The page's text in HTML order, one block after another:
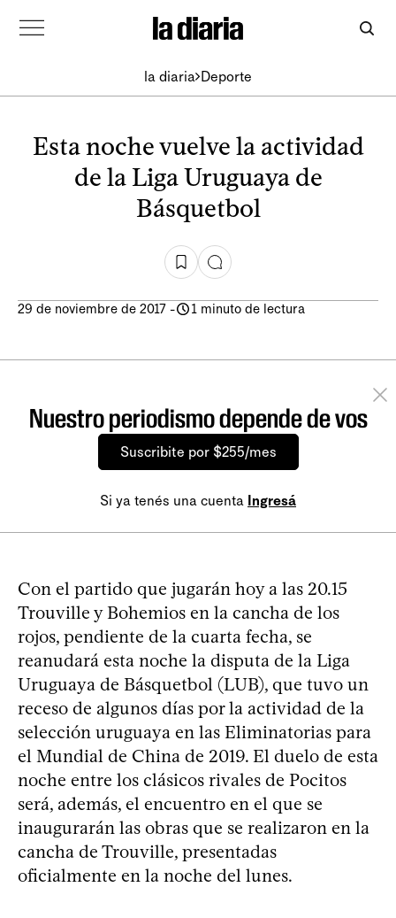
la diaria Deporte
Esta noche vuelve la actividad
de la Liga Uruguaya de
Básquetbol
29 de noviembre de 2017 - 1 minuto de lectura
Nuestro periodismo depende de vos
Suscribite por $255/mes
Si ya tenés una cuenta Ingresá
Con el partido que jugarán hoy a las 20.15
Trouville y Bohemios en la cancha de los
rojos, pendiente de la cuarta fecha, se
reanudará esta noche la disputa de la Liga
Uruguaya de Básquetbol (LUB), que tuvo un
receso de algunos días por la actividad de la
selección uruguaya en las Eliminatorias para
el Mundial de China de 2019. El duelo de esta
noche entre los clásicos rivales de Pocitos
será, además, el encuentro en el que se
inaugurarán las obras que se realizaron en la
cancha de Trouville, presentadas
oficialmente en la noche del lunes.